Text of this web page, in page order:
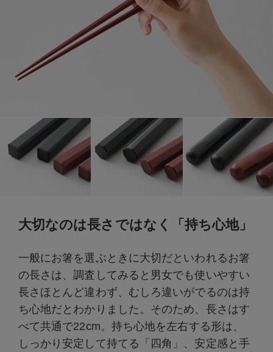
大切なのは長さではなく「持ち心地」
一般にお箸を選ぶときに大切だといわれるお箸
の長さは、調査してみると男女でも使いやすい
長さほとんど違わず、むしろ違いがでるのは持
ち心地だとわかりました。そのため、長さはす
べて共通で22cm。持ち心地を左右する形は、
しっかり安定して持てる「四角」、安定感と手